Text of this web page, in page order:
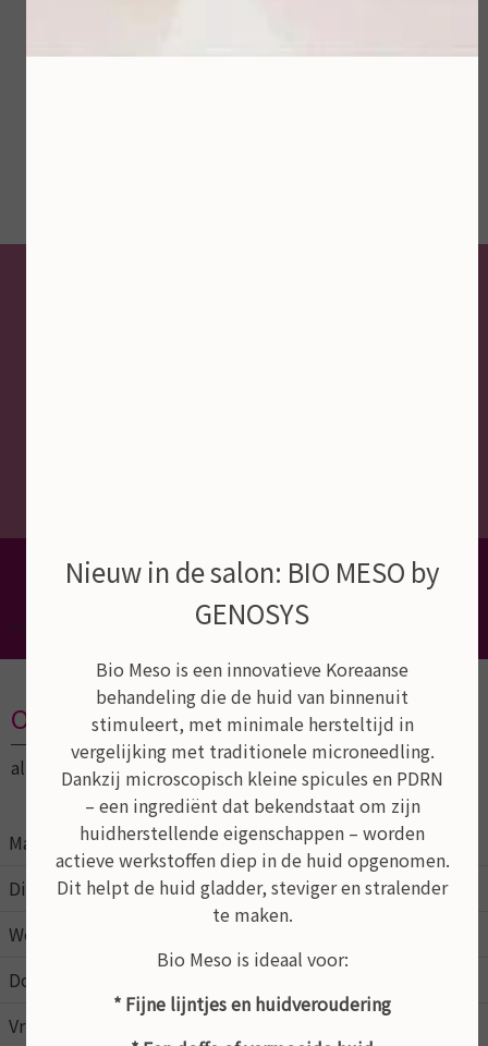
Dé schoonheidssalon van Empel,
Rosmalen en Den Bosch
Openingstijden
altijd op afspraak
Maandag 09:00
Dinsdag
09:00
17:00
Woensdag
Donderdag
Vrijdag
Nieuw in de salon: BIO MESO by
GENOSYS
Bio Meso is een innovatieve Koreaanse
behandeling die de huid van binnenuit
stimuleert, met minimale hersteltijd in
vergelijking met traditionele microneedling.
Dankzij microscopisch kleine spicules en PDRN
– een ingrediënt dat bekendstaat om zijn
huidherstellende eigenschappen – worden
actieve werkstoffen diep in de huid opgenomen.
Dit helpt de huid gladder, steviger en stralender
te maken.
Bio Meso is ideaal voor:
* Fijne lijntjes en huidveroudering